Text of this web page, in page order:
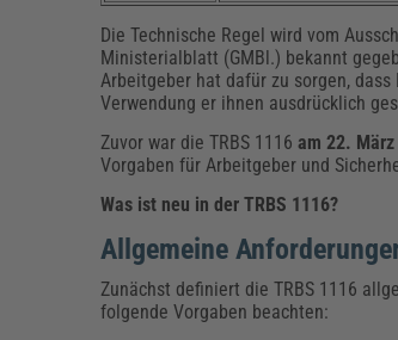
Die Technische Regel wird vom
Ministerialblatt (GMBl.) bekannt
Arbeitgeber hat dafür zu sorgen,
Verwendung er ihnen ausdrücklich
Zuvor war die TRBS 1116am 22.
Vorgaben für Arbeitgeber und
Was ist neu in der TRBS 1116?
Allgemeine
Zunächst definiert die TRBS 1116
folgende Vorgaben beachten: